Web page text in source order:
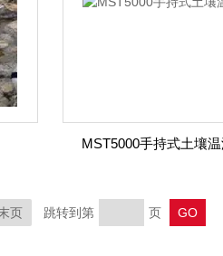
MST5000手持式土壤
页 跳转到第 页